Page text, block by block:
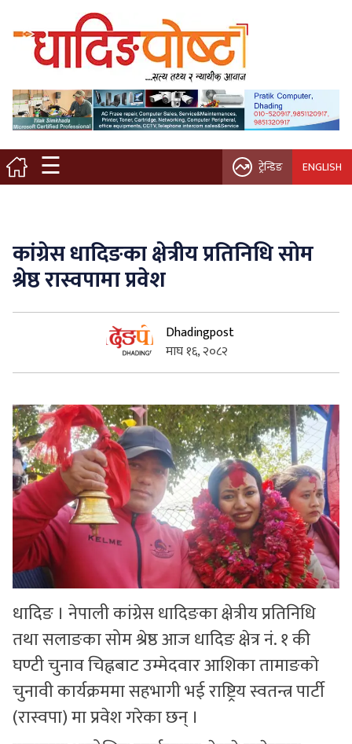
☰
मुख्य पृष्ठ
स्थानीय समाचार
विचार / ब्लग
नगर/गाउँ पालिका
कृषि/सहकारी
साहित्य / संस्कृति
सुचनाहरु
स्वास्थ्य
भिडियो
ट्रेन्डिङ ENGLISH
कांग्रेस धादिङका क्षेत्रीय प्रतिनिधि सोम
श्रेष्ठ रास्वपामा प्रवेश
Dhadingpost
माघ १६, २०८२
धादिङ । नेपाली कांग्रेस धादिङका क्षेत्रीय प्रतिनिधि
तथा सलाङका सोम श्रेष्ठ आज धादिङ क्षेत्र नं. १ की
घण्टी चुनाव चिह्नबाट उम्मेदवार आशिका तामाङकाे
चुनावी कार्यक्रममा सहभागी भई राष्ट्रिय स्वतन्त्र पार्टी
(रास्वपा) मा प्रवेश गरेका छन् ।